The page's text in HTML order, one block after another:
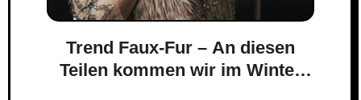
Trend Faux-Fur – An diesen
Teilen kommen wir im Winter